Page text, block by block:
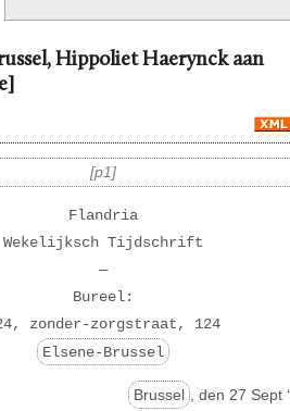
Hippoliet Haerynck aan
p1
Flandria
Wekelijksch Tijdschrift
—
Bureel:
zonder-zorgstraat, 124
Elsene-Brussel
Brussel , den 27 Sept